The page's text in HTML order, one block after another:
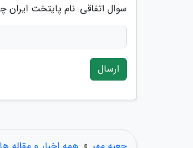
سوال اتفاقی: نام پایتخت
ارسال